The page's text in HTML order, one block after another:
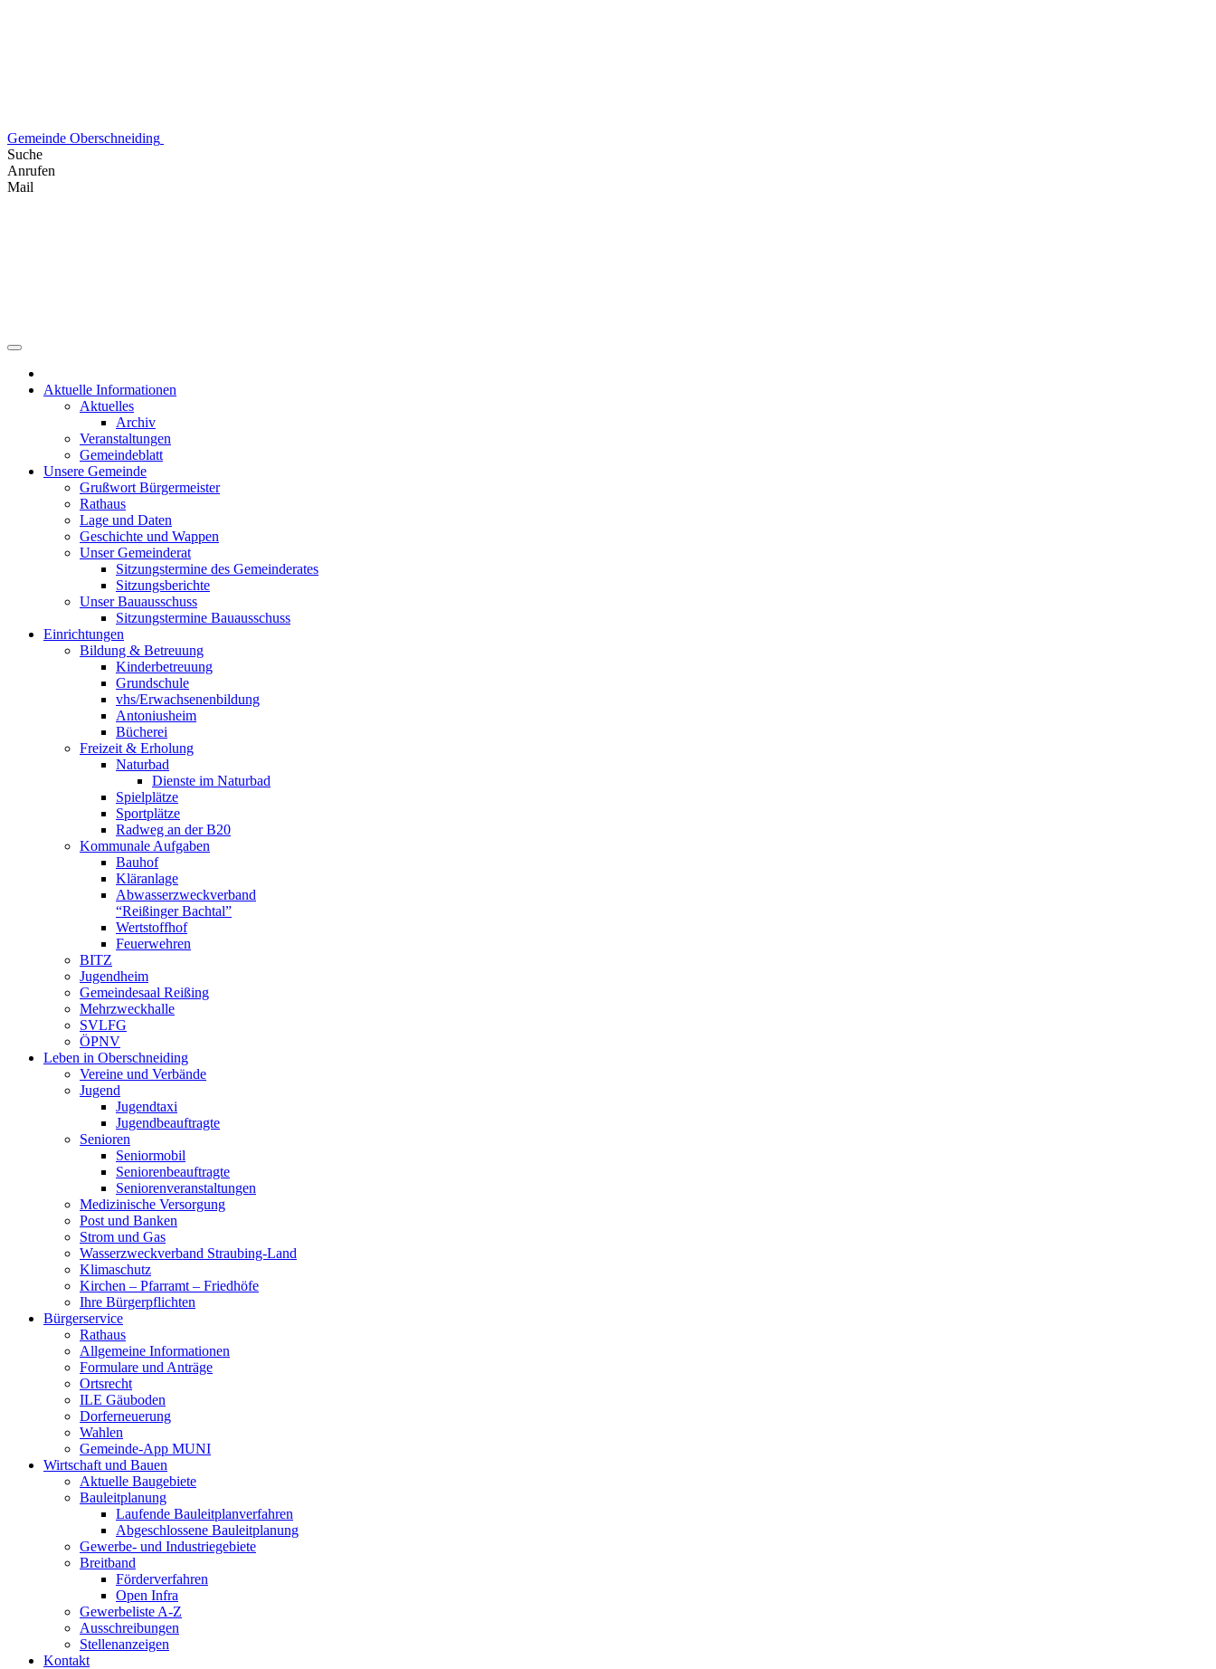
Gemeinde Oberschneiding
Suche
Anrufen
Mail
Aktuelle Informationen
Aktuelles
Archiv
Veranstaltungen
Gemeindeblatt
Unsere Gemeinde
Grußwort Bürgermeister
Rathaus
Lage und Daten
Geschichte und Wappen
Unser Gemeinderat
Sitzungstermine des Gemeinderates
Sitzungsberichte
Unser Bauausschuss
Sitzungstermine Bauausschuss
Einrichtungen
Bildung & Betreuung
Kinderbetreuung
Grundschule
vhs/Erwachsenenbildung
Antoniusheim
Bücherei
Freizeit & Erholung
Naturbad
Dienste im Naturbad
Spielplätze
Sportplätze
Radweg an der B20
Kommunale Aufgaben
Bauhof
Kläranlage
Abwasserzweckverband
“Reißinger Bachtal”
Wertstoffhof
Feuerwehren
BITZ
Jugendheim
Gemeindesaal Reißing
Mehrzweckhalle
SVLFG
ÖPNV
Leben in Oberschneiding
Vereine und Verbände
Jugend
Jugendtaxi
Jugendbeauftragte
Senioren
Seniormobil
Seniorenbeauftragte
Seniorenveranstaltungen
Medizinische Versorgung
Post und Banken
Strom und Gas
Wasserzweckverband Straubing-Land
Klimaschutz
Kirchen – Pfarramt – Friedhöfe
Ihre Bürgerpflichten
Bürgerservice
Rathaus
Allgemeine Informationen
Formulare und Anträge
Ortsrecht
ILE Gäuboden
Dorferneuerung
Wahlen
Gemeinde-App MUNI
Wirtschaft und Bauen
Aktuelle Baugebiete
Bauleitplanung
Laufende Bauleitplanverfahren
Abgeschlossene Bauleitplanung
Gewerbe- und Industriegebiete
Breitband
Förderverfahren
Open Infra
Gewerbeliste A-Z
Ausschreibungen
Stellenanzeigen
Kontakt